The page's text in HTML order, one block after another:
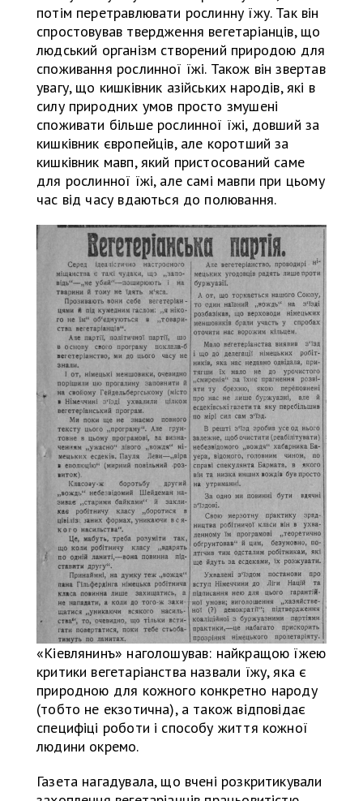
потім перетравлювати рослинну їжу. Так він
спростовував твердження вегетаріанців, що
людський організм створений природою для
споживання рослинної їжі. Також він звертав
увагу, що кишківник азійських народів, які в
силу природних умов просто змушені
споживати більше рослинної їжі, довший за
кишківник європейців, але коротший за
кишківник мавп, який пристосований саме
для рослинної їжі, але самі мавпи при цьому
час від часу вдаються до полювання.
«Кіевлянинъ» наголошував: найкращою їжею
критики вегетаріанства назвали їжу, яка є
природною для кожного конкретно народу
(тобто не екзотична), а також відповідає
специфіці роботи і способу життя кожної
людини окремо.
Газета нагадувала, що вчені розкритикували